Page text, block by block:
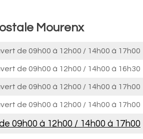
Mourenx
de 09h00 à 12h00 / 14h00 à 17h00
de 09h00 à 12h00 / 14h00 à 16h30
de 09h00 à 12h00 / 14h00 à 17h00
de 09h00 à 12h00 / 14h00 à 17h00
09h00 à 12h00 / 14h00 à 17h00